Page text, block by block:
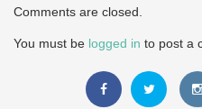
Comments are closed.
You must be logged in to post a